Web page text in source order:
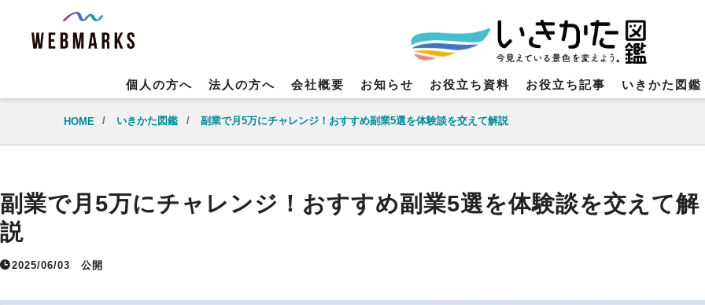
個人の方へ 法人の方へ 会社概要 お知らせ お役立ち資料 お役立ち記事 いきかた図鑑
HOME / いきかた図鑑 / 副業で月5万にチャレンジ！おすすめ副業5選を体験談を交えて解説
副業で月5万にチャレンジ！おすすめ副業5選を体験談を交えて解
説
2025/06/03 公開